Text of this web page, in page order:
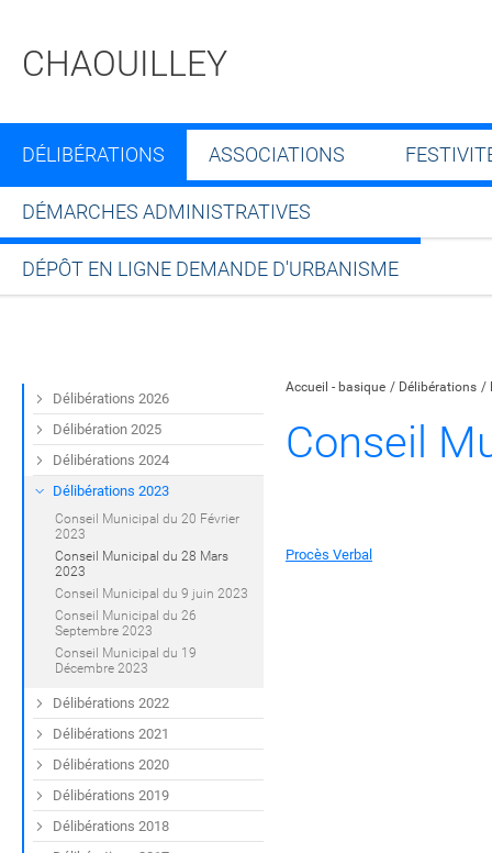
CHAOUILLEY
DÉLIBÉRATIONS ASSOCIATIONS
DÉMARCHES ADMINISTRATIVES
DÉPÔT EN LIGNE DEMANDE D'URBANISME
Accueil - basique Délibérations
Conseil
Procès Verbal
Délibérations 2026
Délibération 2025
Délibérations 2024
Délibérations 2023
Conseil Municipal du 20 Février
2023
Conseil Municipal du 28 Mars
2023
Conseil Municipal du 9 juin 2023
Conseil Municipal du 26
Septembre 2023
Conseil Municipal du 19
Décembre 2023
Délibérations 2022
Délibérations 2021
Délibérations 2020
Délibérations 2019
Délibérations 2018